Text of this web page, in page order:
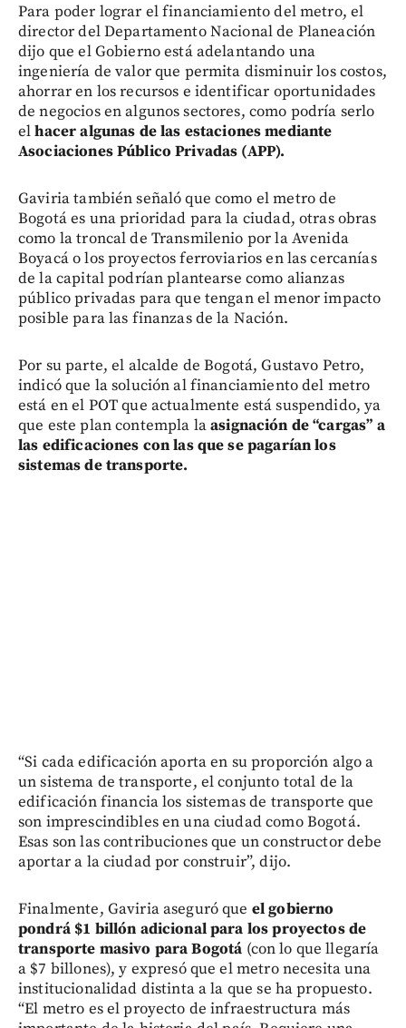
Para poder lograr el financiamiento del metro, el
director del Departamento Nacional de Planeación
dijo que el Gobierno está adelantando una
ingeniería de valor que permita disminuir los costos,
ahorrar en los recursos e identificar oportunidades
de negocios en algunos sectores, como podría serlo
elhacer algunas de las estaciones mediante
Asociaciones Público Privadas (APP).
Gaviria también señaló que como el metro de
Bogotá es una prioridad para la ciudad, otras obras
como la troncal de Transmilenio por la Avenida
Boyacá o los proyectos ferroviarios en las cercanías
de la capital podrían plantearse como alianzas
público privadas para que tengan el menor impacto
posible para las finanzas de la Nación.
Por su parte, el alcalde de Bogotá, Gustavo Petro,
indicó que la solución al financiamiento del metro
está en el POT que actualmente está suspendido, ya
que este plan contempla laasignación de “cargas” a
las edificaciones con las que se pagarían los
sistemas de transporte.
“Si cada edificación aporta en su proporción algo a
un sistema de transporte, el conjunto total de la
edificación financia los sistemas de transporte que
son imprescindibles en una ciudad como Bogotá.
Esas son las contribuciones que un constructor debe
aportar a la ciudad por construir”, dijo.
Finalmente, Gaviria aseguró que el gobierno
pondrá $1 billón adicional para los proyectos de
transporte masivo para Bogotá (con lo que llegaría
a $7 billones), y expresó que el metro necesita una
institucionalidad distinta a la que se ha propuesto.
“El metro es el proyecto de infraestructura más